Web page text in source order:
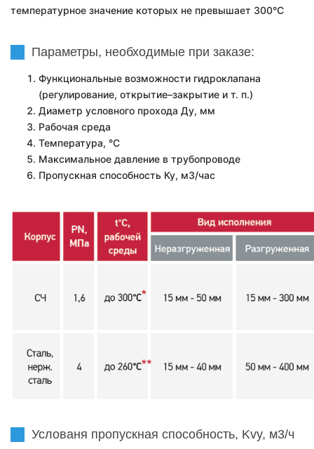
температурное значение которых не превышает 300°С
Параметры, необходимые при заказе:
Функциональные возможности гидроклапана
(регулирование, открытие–закрытие и т. п.)
Диаметр условного прохода Ду, мм
Рабочая среда
Температура, °С
Максимальное давление в трубопроводе
Пропускная способность Ку, м3/час
Услованя пропускная способность, Kvy, м3/ч